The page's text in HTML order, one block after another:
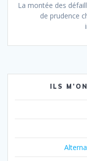
La montée des
de prudence
ILS